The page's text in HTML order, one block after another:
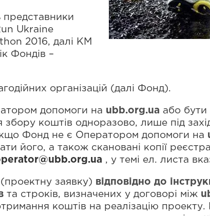
представники
Ukraine
2016, далі КМ
Фондів –
організацій (далі Фонд).
допомоги на ubb.org.ua або бути
збору коштів одноразово, лише під
Фонд не є Оператором допомоги на
його, а також скановані копії
, у темі ел. листа
заявку) відповідно до
та строків, визначених у договорі між
коштів на реалізацію